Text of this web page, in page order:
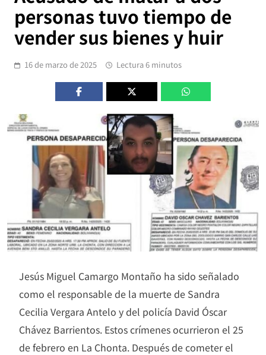
personas tuvo tiempo de
vender sus bienes y huir
16 de marzo de 2025 Lectura 6 minutos
Jesús Miguel Camargo Montaño ha sido señalado
como el responsable de la muerte de Sandra
Cecilia Vergara Antelo y del policía David Óscar
Chávez Barrientos. Estos crímenes ocurrieron el 25
de febrero en La Chonta. Después de cometer el